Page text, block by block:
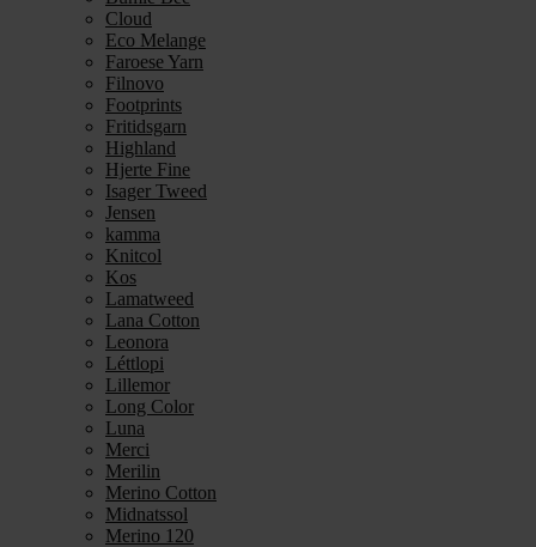
Cloud
Eco Melange
Faroese Yarn
Filnovo
Footprints
Fritidsgarn
Highland
Hjerte Fine
Isager Tweed
Jensen
kamma
Knitcol
Kos
Lamatweed
Lana Cotton
Leonora
Léttlopi
Lillemor
Long Color
Luna
Merci
Merilin
Merino Cotton
Midnatssol
Merino 120